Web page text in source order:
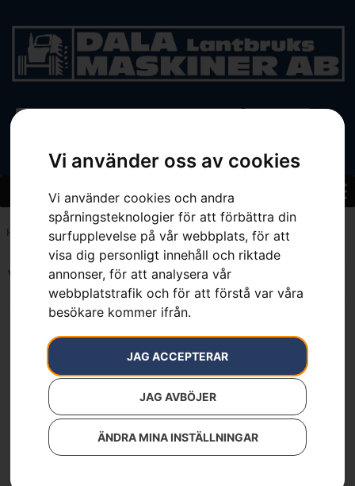
Vi använder oss av cookies
Vi använder cookies och andra
spårningsteknologier för att förbättra din
surfupplevelse på vår webbplats, för att
visa dig personligt innehåll och riktade
annonser, för att analysera vår
webbplatstrafik och för att förstå var våra
besökare kommer ifrån.
JAG ACCEPTERAR
JAG AVBÖJER
ÄNDRA MINA INSTÄLLNINGAR
Hem 100 mm
Visar alla 9 resultat
Husqvarna P 524X EFI
229 900
Husqvarna P 524XR EFI
kr